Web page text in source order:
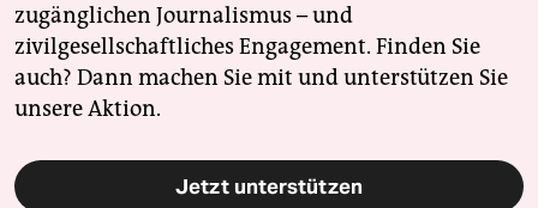
zugänglichen Journalismus – und
zivilgesellschaftliches Engagement. Finden Sie
auch? Dann machen Sie mit und unterstützen Sie
unsere Aktion.
Jetzt unterstützen